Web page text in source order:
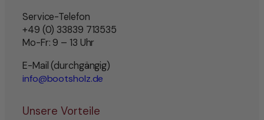
Service-Telefon
+49 (0) 33839 713535
Mo-Fr: 9 – 13 Uhr
E-Mail (durchgängig)
info@bootsholz.de
Unsere Vorteile